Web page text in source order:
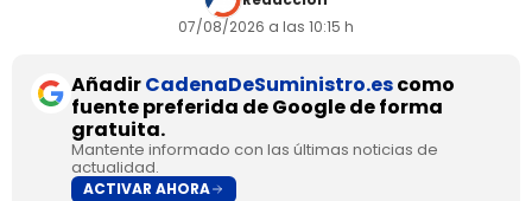
07/08/2026 a las 10:15 h
AñadirCadenaDeSuministro.escomo
fuente preferida de Google de forma
gratuita.
Mantente informado con las últimas noticias de
actualidad.
ACTIVAR AHORA